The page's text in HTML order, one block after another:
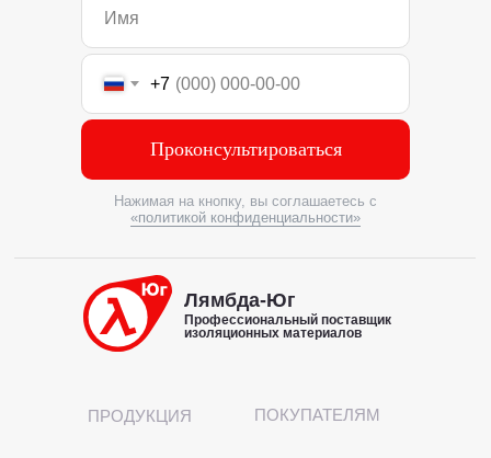
+7
Проконсультироваться
Нажимая на кнопку, вы соглашаетесь с
«политикой конфиденциальности»
ПРОДУКЦИЯ ПОКУПАТЕЛЯМ
Лямбда-Юг
Профессиональный поставщик
изоляционных материалов